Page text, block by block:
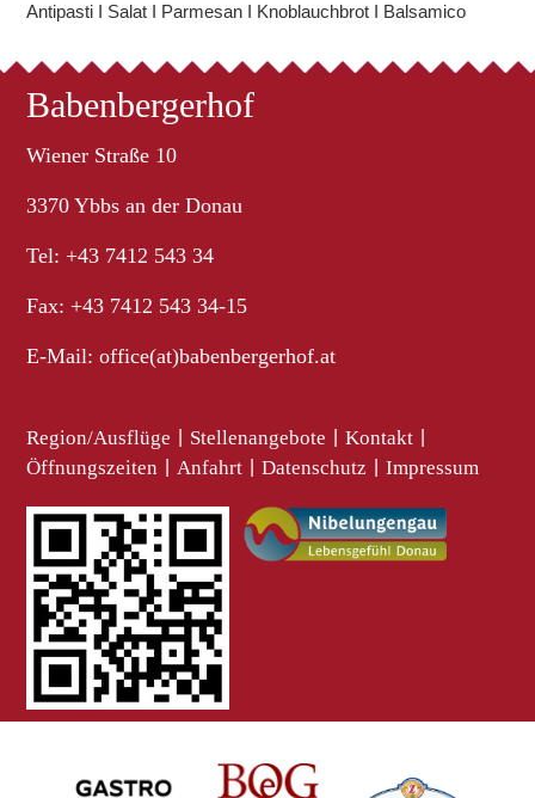
Antipasti I Salat I Parmesan I Knoblauchbrot I Balsamico
Babenbergerhof
Wiener Straße 10
3370 Ybbs an der Donau
Tel: +43 7412 543 34
Fax: +43 7412 543 34-15
E-Mail:office(at)babenbergerhof.at
Region/Ausflüge Stellenangebote Kontakt
Öffnungszeiten Anfahrt Datenschutz Impressum